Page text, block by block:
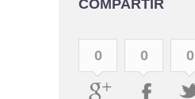
COMPARTIR
0 0 0